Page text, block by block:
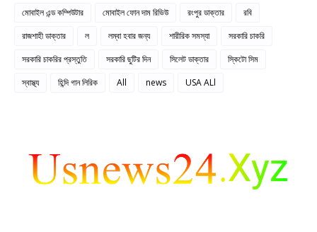
মোবাইল এন্ড কম্পিউটার
মোবাইল ফোন দাম রিভিউ রংপুর ডাক্তার
রবি
রাজশাহী ডাক্তার
ল লম্বা হবার জন্য শারীরিক সমস্যা
সরকারি চাকরি
সরকারি চাকরির প্রস্তুতি
সরকারি ছুটির দিন সিলেট ডাক্তার
স্কিটো সিম
স্বাস্থ্য
হিন্দি গান লিরিক All news USA ALl